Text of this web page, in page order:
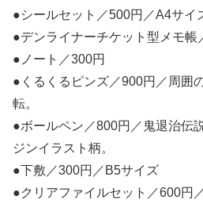
●シールセット／500円／A4サイ
●デンライナーチケット型メモ帳
●ノート／300円
●くるくるピンズ／900円／周囲
転。
●ボールペン／800円／鬼退治伝
ジンイラスト柄。
●下敷／300円／B5サイズ
●クリアファイルセット／600円